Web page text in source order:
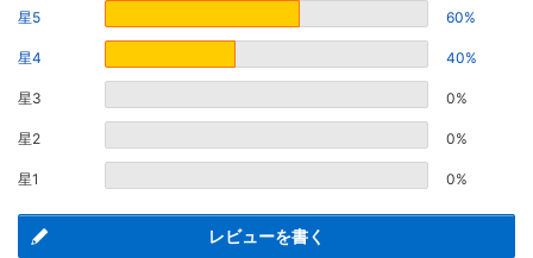
星5 60%
星4 40%
星3 0%
星2 0%
星1 0%
レビューを書く